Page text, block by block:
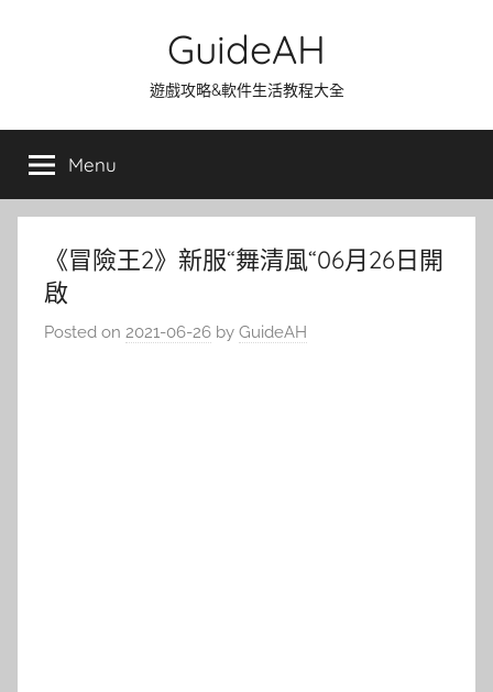
GuideAH
遊戲攻略&軟件生活教程大全
Menu
《冒險王2》新服“舞清風“06月26日開
啟
Posted on 2021-06-26 by GuideAH